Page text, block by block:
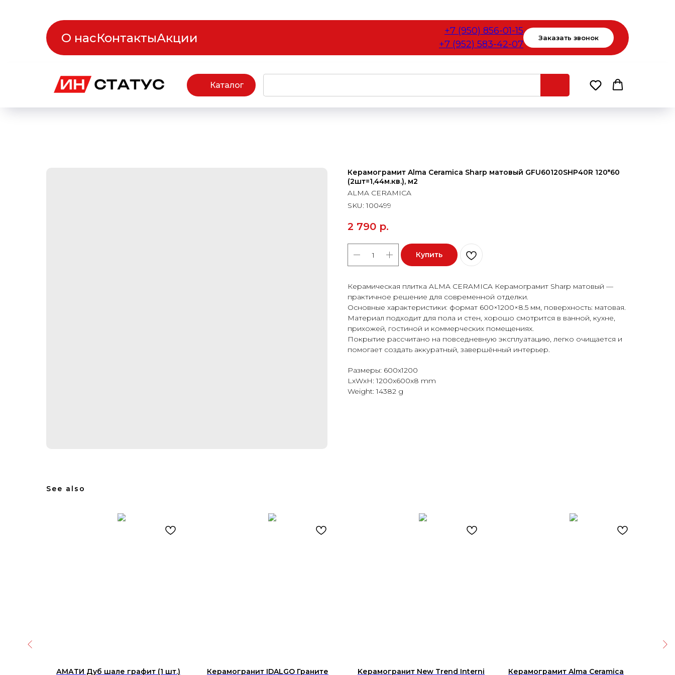
О насКонтактыАкции
+7 (950) 856-01-15
+7 (952) 583-42-07
Заказать звонок
Каталог
Керамограмит Alma Ceramica Sharp матовый GFU60120SHP40R 120*60
(2шт=1,44м.кв.), м2
ALMA CERAMICA
SKU:100499
2 790 р.
Купить
Керамическая плитка ALMA CERAMICA Керамограмит Sharp матовый —
практичное решение для современной отделки.
Основные характеристики: формат 600×1200×8.5 мм, поверхность: матовая.
Материал подходит для пола и стен, хорошо смотрится в ванной, кухне,
прихожей, гостиной и коммерческих помещениях.
Покрытие рассчитано на повседневную эксплуатацию, легко очищается и
помогает создать аккуратный, завершённый интерьер.
Размеры: 600x1200
LxWxH: 1200x600x8 mm
Weight: 14382 g
See also
АМАТИ Дуб шале графит (1 шт.)
Керамогранит IDALGO Граните
Kерамогранит New Trend Interni
Керамограмит Alma Ceramica